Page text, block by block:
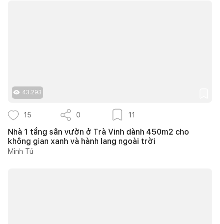
43.293
15 0 11
Nhà 1 tầng sân vườn ở Trà Vinh dành 450m2 cho
không gian xanh và hành lang ngoài trời
Minh Tú